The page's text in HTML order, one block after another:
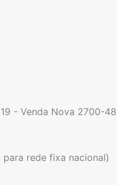
- Venda Nova 2700-
para rede fixa nacional)